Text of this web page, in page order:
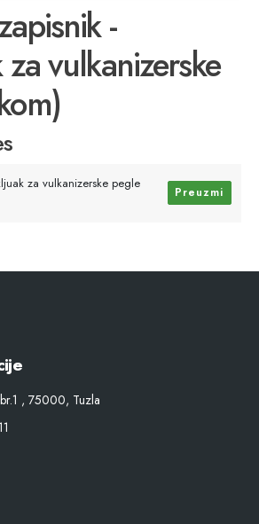
-
vulkanizerske
za vulkanizerske pegle
Preuzmi
, 75000, Tuzla